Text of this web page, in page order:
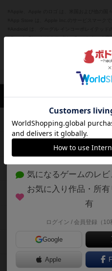
※Google Play とそのロゴは、Google Inc.の商
ボドとも一覧
ボードゲームのプレイ履
て、
自分のデータを管理し
約75,000人がボドゲーマ
気になるゲームのレ
お気に入り作品・所
有
ログイン / 会員登録（10
Google
Apple
ボドゲーマTOP
ボードゲームを検索する
ボードゲームの新着レビ
ボードゲーム会情報
メカニクス特集
掲示板・トピックス
ボドとも・会員一覧
ボードゲーム業界コラム